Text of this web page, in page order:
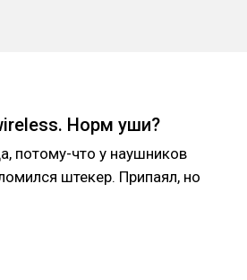
Норм уши?
потому-что у наушников
штекер. Припаял, но